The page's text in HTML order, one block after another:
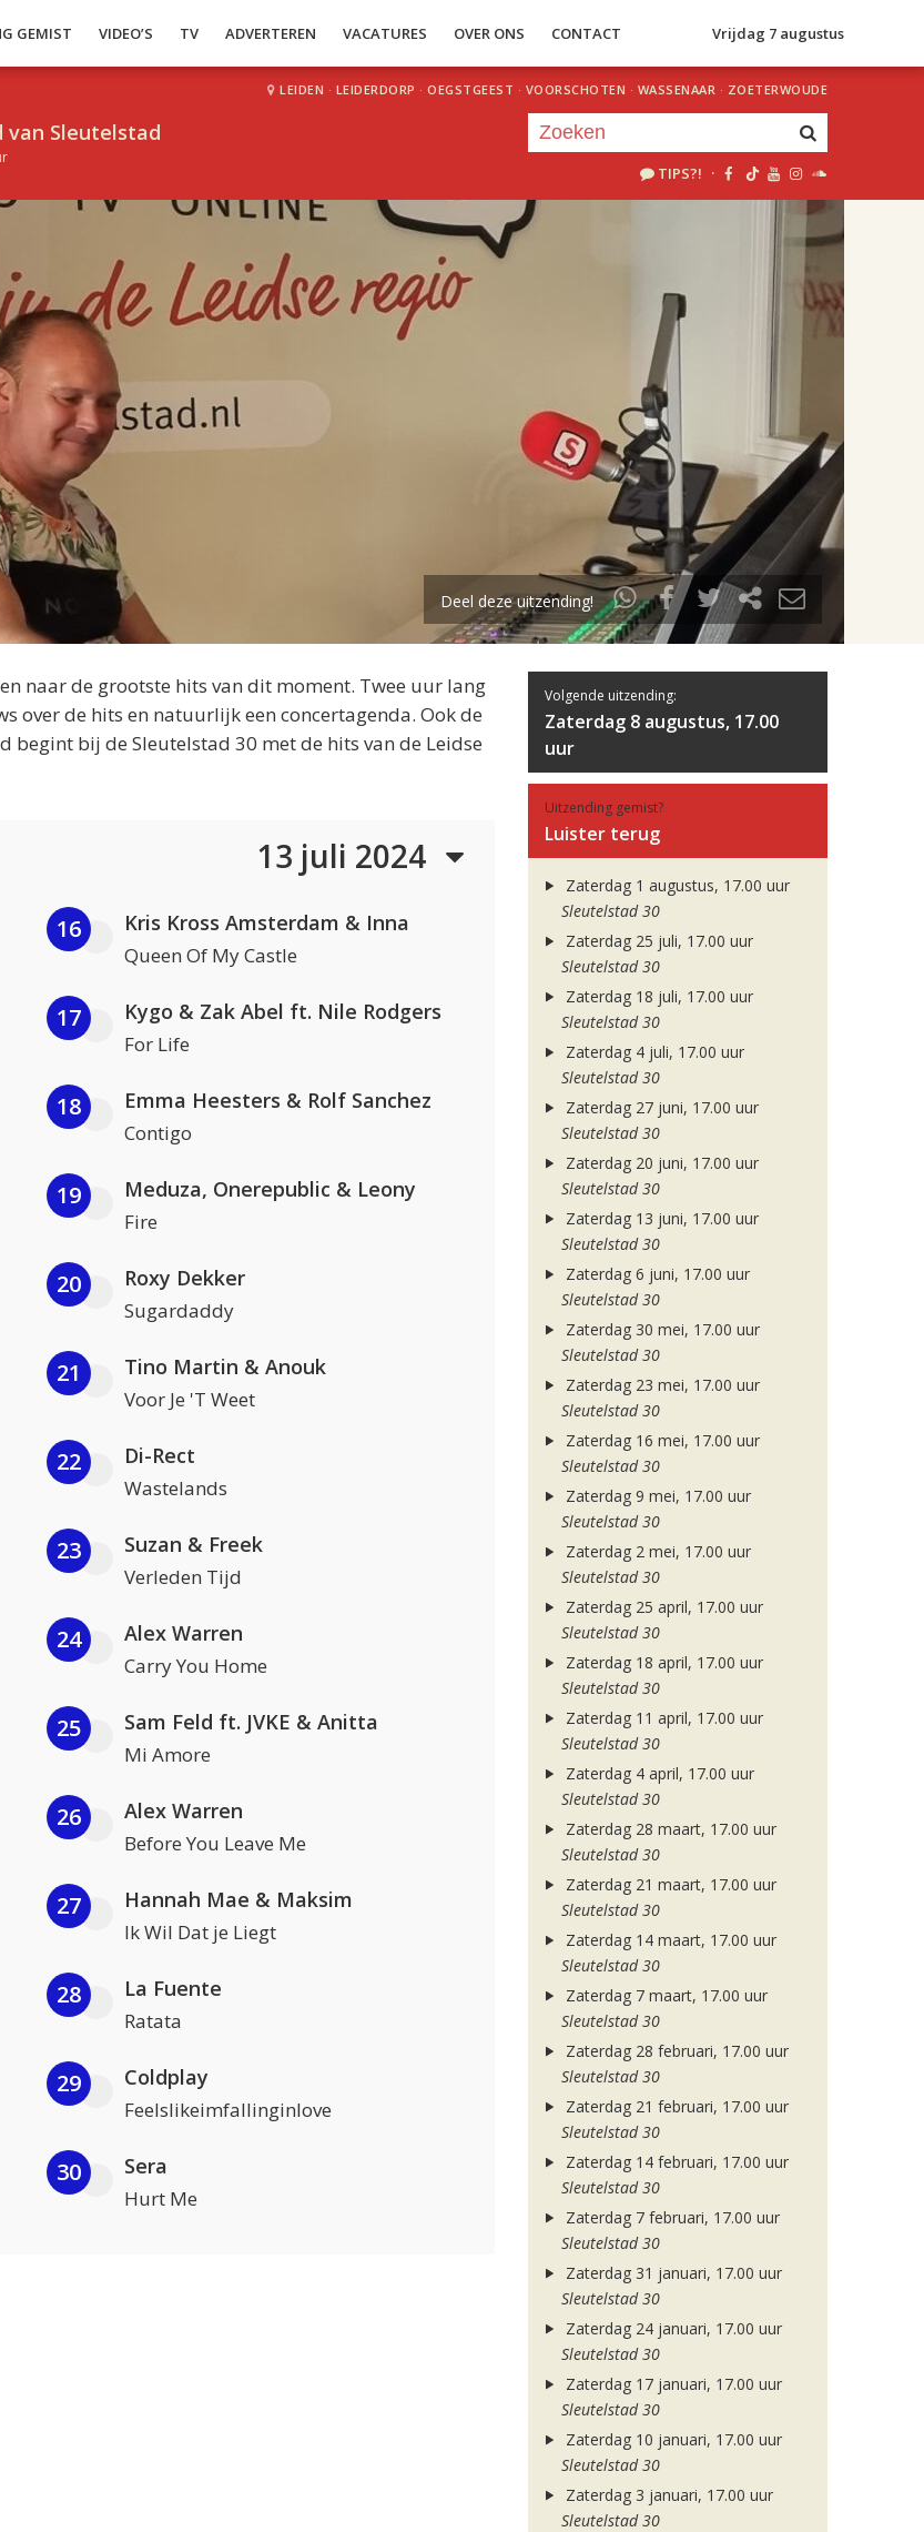
GEMIST VIDEO’S TV ADVERTEREN VACATURES OVER ONS CONTACT Vrijdag 7 augustus
van Sleutelstad
LEIDEN · LEIDERDORP · OEGSTGEEST · VOORSCHOTEN · WASSENAAR · ZOETERWOUDE
TIPS?! ·
uur 1 van 2
Volgend uur
Deel deze uitzending!
naar de grootste hits van dit moment. Twee uur lang
over de hits en natuurlijk een concertagenda. Ook de
bij de Sleutelstad 30 met de hits van de Leidse
13 juli 2024
16 Kris Kross Amsterdam & Inna
Queen Of My Castle
17 Kygo & Zak Abel ft. Nile Rodgers
For Life
18 Emma Heesters & Rolf Sanchez
Contigo
19 Meduza, Onerepublic & Leony
Fire
20 Roxy Dekker
Sugardaddy
21 Tino Martin & Anouk
Voor Je 'T Weet
22 Di-Rect
Wastelands
23 Suzan & Freek
Verleden Tijd
24 Alex Warren
Carry You Home
25 Sam Feld ft. JVKE & Anitta
Mi Amore
26 Alex Warren
Before You Leave Me
27 Hannah Mae & Maksim
Ik Wil Dat je Liegt
28 La Fuente
Ratata
29 Coldplay
Feelslikeimfallinginlove
30 Sera
Hurt Me
Volgende uitzending:
Zaterdag 8 augustus, 17.00
uur
Uitzending gemist?
Luister terug
Zaterdag 1 augustus, 17.00 uur
Sleutelstad 30
Zaterdag 25 juli, 17.00 uur
Sleutelstad 30
Zaterdag 18 juli, 17.00 uur
Sleutelstad 30
Zaterdag 4 juli, 17.00 uur
Sleutelstad 30
Zaterdag 27 juni, 17.00 uur
Sleutelstad 30
Zaterdag 20 juni, 17.00 uur
Sleutelstad 30
Zaterdag 13 juni, 17.00 uur
Sleutelstad 30
Zaterdag 6 juni, 17.00 uur
Sleutelstad 30
Zaterdag 30 mei, 17.00 uur
Sleutelstad 30
Zaterdag 23 mei, 17.00 uur
Sleutelstad 30
Zaterdag 16 mei, 17.00 uur
Sleutelstad 30
Zaterdag 9 mei, 17.00 uur
Sleutelstad 30
Zaterdag 2 mei, 17.00 uur
Sleutelstad 30
Zaterdag 25 april, 17.00 uur
Sleutelstad 30
Zaterdag 18 april, 17.00 uur
Sleutelstad 30
Zaterdag 11 april, 17.00 uur
Sleutelstad 30
Zaterdag 4 april, 17.00 uur
Sleutelstad 30
Zaterdag 28 maart, 17.00 uur
Sleutelstad 30
Zaterdag 21 maart, 17.00 uur
Sleutelstad 30
Zaterdag 14 maart, 17.00 uur
Sleutelstad 30
Zaterdag 7 maart, 17.00 uur
Sleutelstad 30
Zaterdag 28 februari, 17.00 uur
Sleutelstad 30
Zaterdag 21 februari, 17.00 uur
Sleutelstad 30
Zaterdag 14 februari, 17.00 uur
Sleutelstad 30
Zaterdag 7 februari, 17.00 uur
Sleutelstad 30
Zaterdag 31 januari, 17.00 uur
Sleutelstad 30
Zaterdag 24 januari, 17.00 uur
Sleutelstad 30
Zaterdag 17 januari, 17.00 uur
Sleutelstad 30
Zaterdag 10 januari, 17.00 uur
Sleutelstad 30
Zaterdag 3 januari, 17.00 uur
Sleutelstad 30